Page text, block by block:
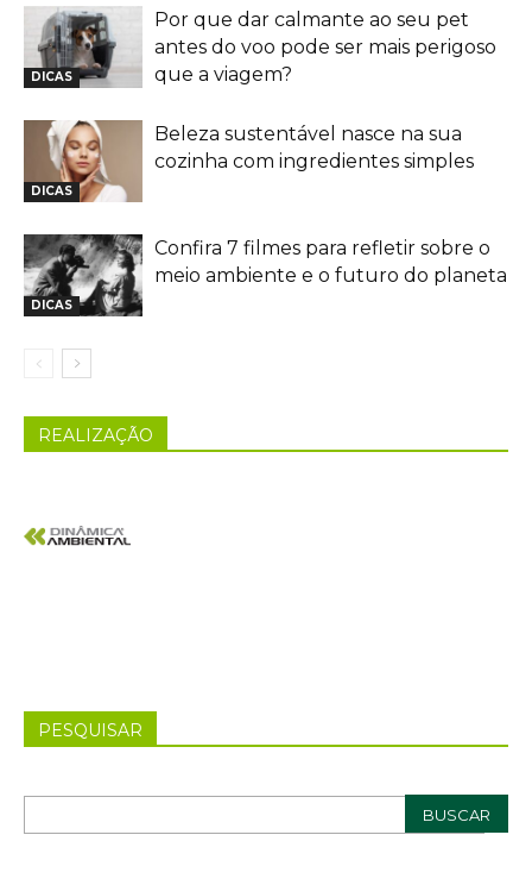
DICAS
Por que dar calmante ao seu pet
antes do voo pode ser mais perigoso
que a viagem?
DICAS
Beleza sustentável nasce na sua
cozinha com ingredientes simples
DICAS
Confira 7 filmes para refletir sobre o
meio ambiente e o futuro do planeta
REALIZAÇÃO
PESQUISAR